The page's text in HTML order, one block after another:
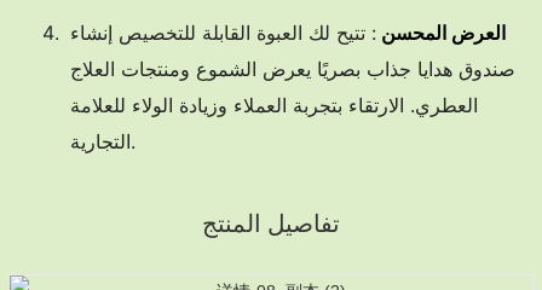
العرض المحسن: تتيح لك العبوة القابلة للتخصيص إنشاء
صندوق هدايا جذاب بصريًا يعرض الشموع ومنتجات العلاج
العطري. الارتقاء بتجربة العملاء وزيادة الولاء للعلامة
التجارية.
تفاصيل المنتج